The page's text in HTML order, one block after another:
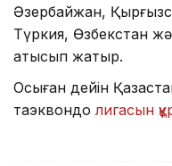
Әзербайжан,
Түркия, Өзбекстан
қатысып жатыр.
Осыған дейін
таэквондолигасын